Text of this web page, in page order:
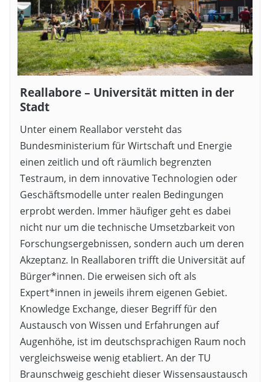
Reallabore – Universität mitten in der
Stadt
Unter einem Reallabor versteht das
Bundesministerium für Wirtschaft und Energie
einen zeitlich und oft räumlich begrenzten
Testraum, in dem innovative Technologien oder
Geschäftsmodelle unter realen Bedingungen
erprobt werden. Immer häufiger geht es dabei
nicht nur um die technische Umsetzbarkeit von
Forschungsergebnissen, sondern auch um deren
Akzeptanz. In Reallaboren trifft die Universität auf
Bürger*innen. Die erweisen sich oft als
Expert*innen in jeweils ihrem eigenen Gebiet.
Knowledge Exchange, dieser Begriff für den
Austausch von Wissen und Erfahrungen auf
Augenhöhe, ist im deutschsprachigen Raum noch
vergleichsweise wenig etabliert. An der TU
Braunschweig geschieht dieser Wissensaustausch